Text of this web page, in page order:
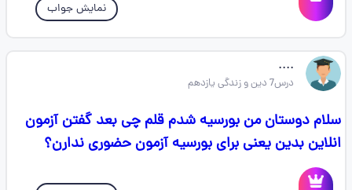
نمایش جواب
....
درس7 دین و زندگی یازدهم
سلام دوستان من بورسیه شدم قلم چی بعد گفتن آزمون
انلاین بدین یعنی برای بورسیه آزمون حضوری ندارن؟